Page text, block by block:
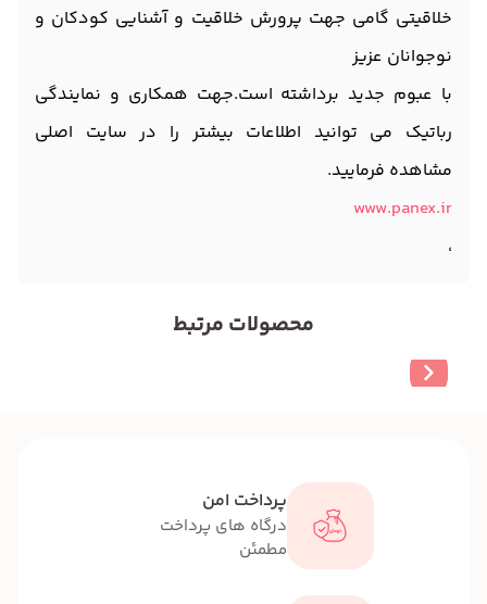
خلاقیتی گامی جهت پرورش خلاقیت و آشنایی کودکان و
نوجوانان عزیز
با عبوم جدید برداشته است.جهت همکاری و نمایندگی
رباتیک می توانید اطلاعات بیشتر را در سایت اصلی
مشاهده فرمایید.
www.panex.ir
،
محصولات مرتبط
پرداخت امن
درگاه های پرداخت
مطمئن